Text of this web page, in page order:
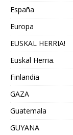
España
Europa
EUSKAL HERRIA!
Euskal Herria.
Finlandia
GAZA
Guatemala
GUYANA